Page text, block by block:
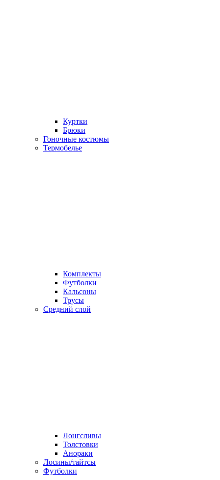
Куртки
Брюки
Гоночные костюмы
Термобелье
Комплекты
Футболки
Кальсоны
Трусы
Средний слой
Лонгсливы
Толстовки
Анораки
Лосины/тайтсы
Футболки